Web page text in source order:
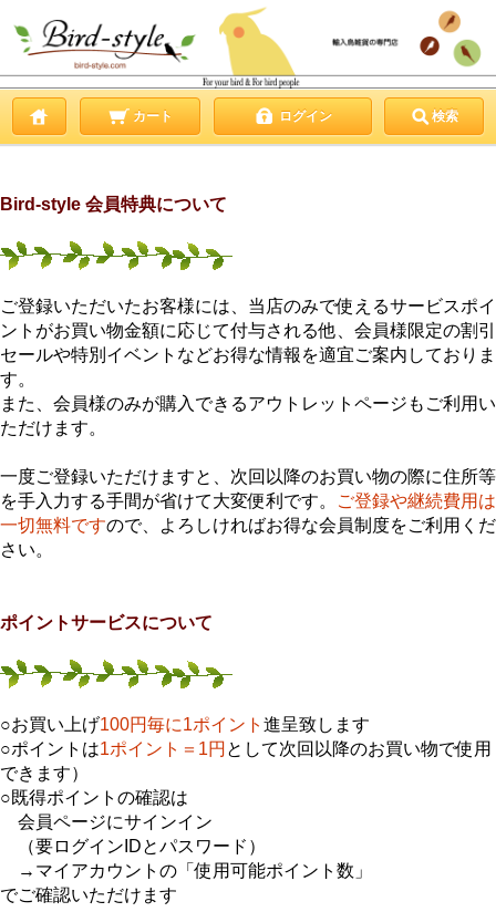
カート ログイン 検索
Bird-style 会員特典について
ご登録いただいたお客様には、当店のみで使えるサービスポイ
ントがお買い物金額に応じて付与される他、会員様限定の割引
セールや特別イベントなどお得な情報を適宜ご案内しておりま
す。
また、会員様のみが購入できるアウトレットページもご利用い
ただけます。
一度ご登録いただけますと、次回以降のお買い物の際に住所等
を手入力する手間が省けて大変便利です。
ご登録や継続費用は
一切無料ですので、よろしければお得な会員制度をご利用くだ
さい。
ポイントサービスについて
○お買い上げ100円毎に1ポイント 進呈致します
○ポイントは1ポイント＝1円 として次回以降のお買い物で使用
できます）
○既得ポイントの確認は
会員ページにサインイン
（要ログインIDとパスワード）
→マイアカウントの「使用可能ポイント数」
でご確認いただけます